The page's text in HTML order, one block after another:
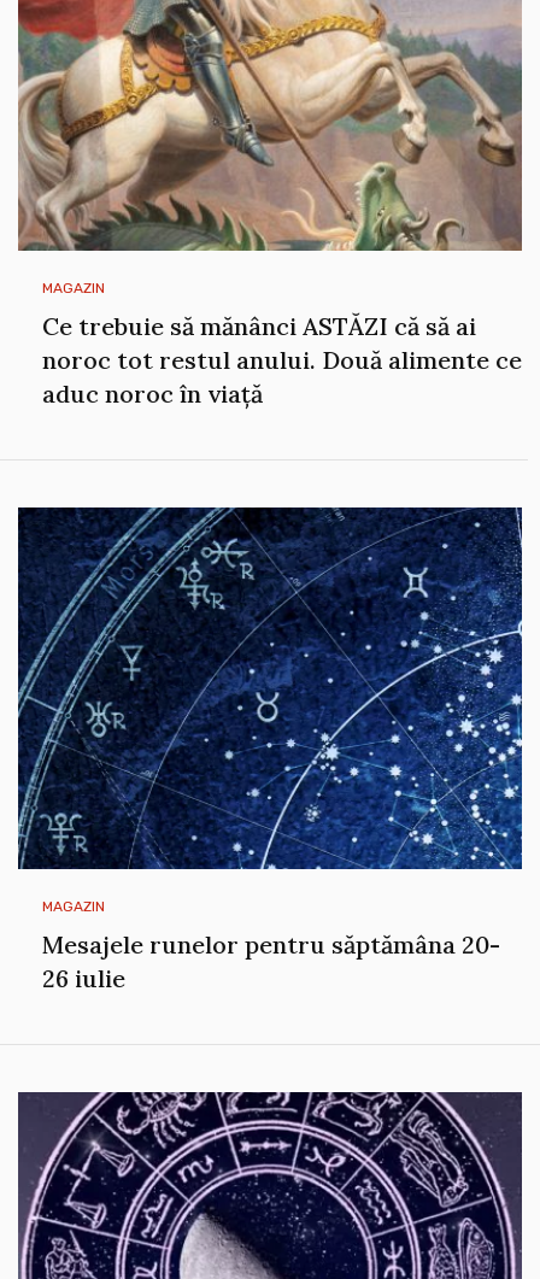
MAGAZIN
Ce trebuie să mănânci ASTĂZI că să ai
noroc tot restul anului. Două alimente ce
aduc noroc în viață
MAGAZIN
Mesajele runelor pentru săptămâna 20-
26 iulie